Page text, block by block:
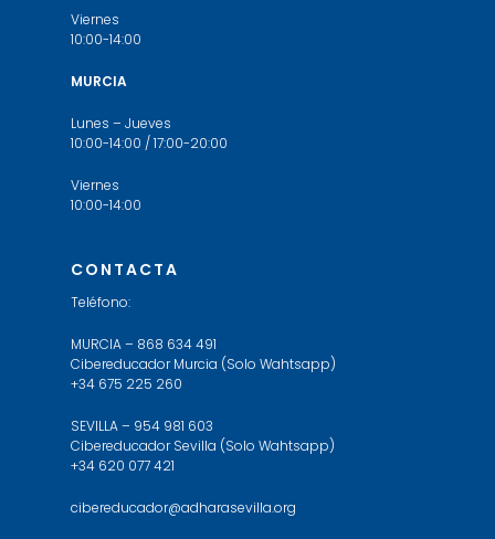
Viernes
10:00-14:00
MURCIA
Lunes – Jueves
10:00-14:00 / 17:00-20:00
Viernes
10:00-14:00
CONTACTA
Teléfono:
MURCIA – 868 634 491
Cibereducador Murcia (Solo Wahtsapp)
+34 675 225 260
SEVILLA – 954 981 603
Cibereducador Sevilla (Solo Wahtsapp)
+34 620 077 421
cibereducador@adharasevilla.org